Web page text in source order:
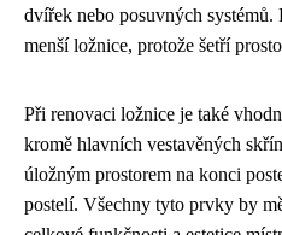
dvířek nebo posuvných
menší ložnice, protože šetří
Při renovaci ložnice je také
kromě hlavních vestavěných
úložným prostorem na konci
postelí. Všechny tyto prvky by